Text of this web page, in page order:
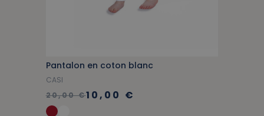
Pantalon en coton blanc
CASI
20,00 €10,00 €